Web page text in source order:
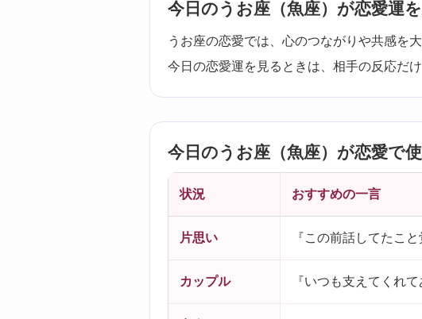
今日のうお座（魚座）が恋愛運
うお座の恋愛では、心のつながりや共感を
今日の恋愛運を見るときは、相手の反応だ
今日のうお座（魚座）が恋愛で
状況 おすすめの一言
片思い 『この前話してたこ
カップル 『いつも支えてくれ